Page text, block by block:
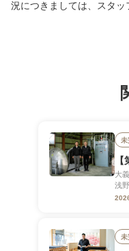
況につきましては、スタッ
未
大
浅
未